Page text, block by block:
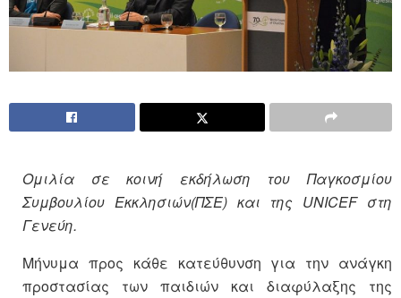
Ομιλία σε κοινή εκδήλωση του Παγκοσμίου
Συμβουλίου Εκκλησιών(ΠΣΕ) και της UNICEFστη
Γενεύη.
Μήνυμα προς κάθε κατεύθυνση για την ανάγκη
προστασίας των παιδιών και διαφύλαξης της